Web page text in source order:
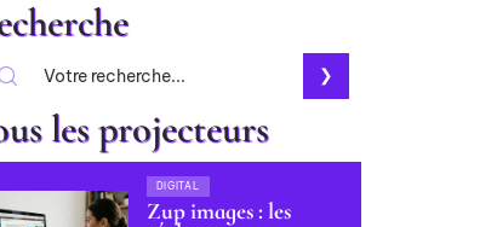
les projecteurs
DIGITAL
Zup images : les